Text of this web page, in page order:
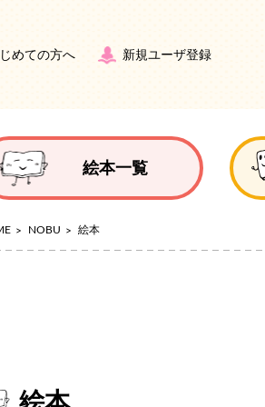
めての方へ 新規ユーザ登録
絵本一覧
NOBU 絵本